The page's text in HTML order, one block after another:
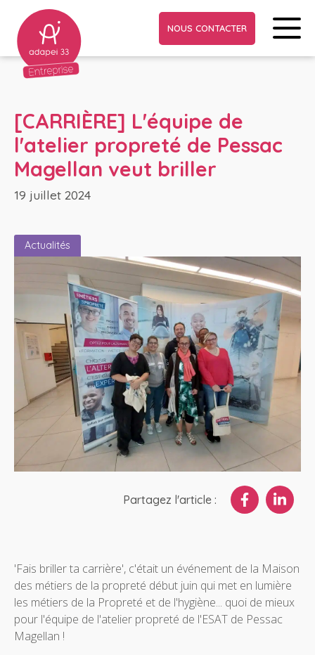
NOUS CONTACTER
[CARRIÈRE] L'équipe de
l'atelier propreté de Pessac
Magellan veut briller
19 juillet 2024
Actualités
Partagez l'article :
'Fais briller ta carrière', c'était un événement de la Maison
des métiers de la propreté début juin qui met en lumière
les métiers de la Propreté et de l'hygiène... quoi de mieux
pour l'équipe de l'atelier propreté de l'ESAT de Pessac
Magellan !